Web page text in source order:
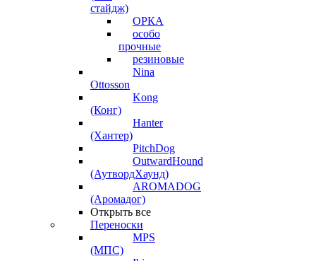
стайдж)
ОРКА
особо
прочные
резиновые
Nina
Ottosson
Kong
(Конг)
Hanter
(Хантер)
PitchDog
OutwardHound
(АутвордХаунд)
AROMADOG
(Аромадог)
Открыть все
Переноски
MPS
(МПС)